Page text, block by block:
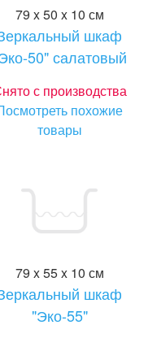
79 x 50 x 10 см
шкаф
50" салатовый
с производства
похожие
товары
79 x 55 x 10 см
шкаф
"Эко-55"